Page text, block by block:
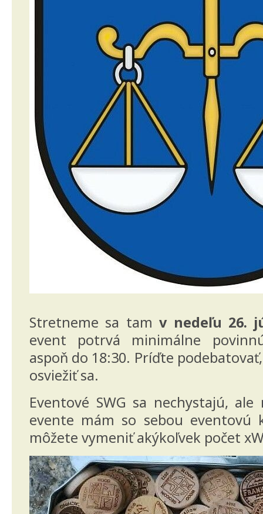
Stretneme sa tamv nedeľu 26.
event potrvá minimálne
aspoň do 18:30. Príďte
osviežiť sa.
Eventové SWG sa nechystajú,
evente mám so sebou eventovú
môžete vymeniť akýkoľvek počet